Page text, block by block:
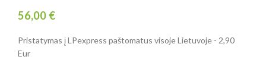
56,00 €
Pristatymas į LPexpress paštomatus visoje Lietuvoje - 2,90
Eur